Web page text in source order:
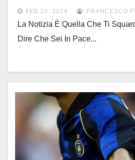
FEB 20, 2024 FRANCESCO
La Notizia È Quella Che Ti
Dire Che Sei In Pace...